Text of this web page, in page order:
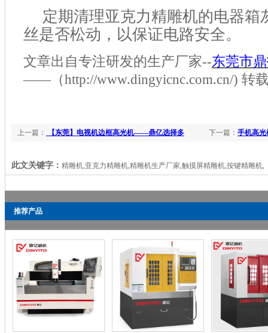
定期清理亚克力精雕机的电器箱
丝是否松动，以保证电路安全。
文章出自专注研发的生产厂家--东莞市
——（http://www.dingyicnc.com.cn/) 转
下一篇： 手机高光
上一篇： 【东莞】电视机边框高光机——鼎亿选择多
此文关键字： 精雕机,亚克力精雕机,精雕机生产厂家,触摸屏精雕机,按键精雕机,
推荐产品